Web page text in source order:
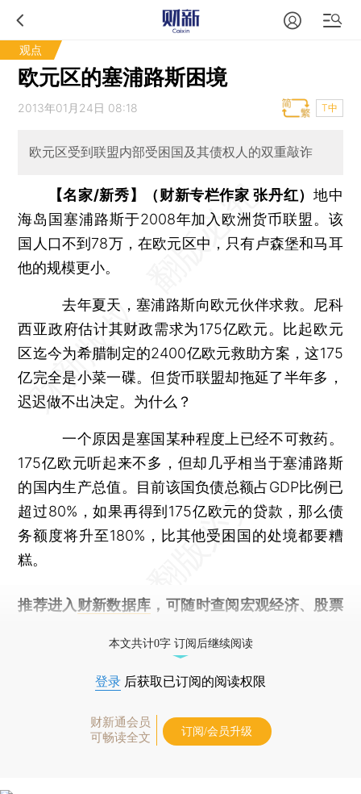
观点
欧元区的塞浦路斯困境
2013年01月24日 08:18 T中
欧元区受到联盟内部受困国及其债权人的双重敲诈
【名家/新秀】（财新专栏作家 张丹红） 地中
海岛国塞浦路斯于2008年加入欧洲货币联盟。该
国人口不到78万，在欧元区中，只有卢森堡和马耳
他的规模更小。
去年夏天，塞浦路斯向欧元伙伴求救。尼科
西亚政府估计其财政需求为175亿欧元。比起欧元
区迄今为希腊制定的2400亿欧元救助方案，这175
亿完全是小菜一碟。但货币联盟却拖延了半年多，
迟迟做不出决定。为什么？
一个原因是塞国某种程度上已经不可救药。
175亿欧元听起来不多，但却几乎相当于塞浦路斯
的国内生产总值。目前该国负债总额占GDP比例已
超过80%，如果再得到175亿欧元的贷款，那么债
务额度将升至180%，比其他受困国的处境都要糟
糕。
推荐进入 财新数据库 ，可随时查阅宏观经济、股票
本文共计0字 订阅后继续阅读
登录 后获取已订阅的阅读权限
财新通会员
可畅读全文
订阅/会员升级